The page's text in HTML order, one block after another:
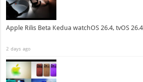
Apple Rilis Beta Kedua watchOS 26.4, tvOS
2 days ago